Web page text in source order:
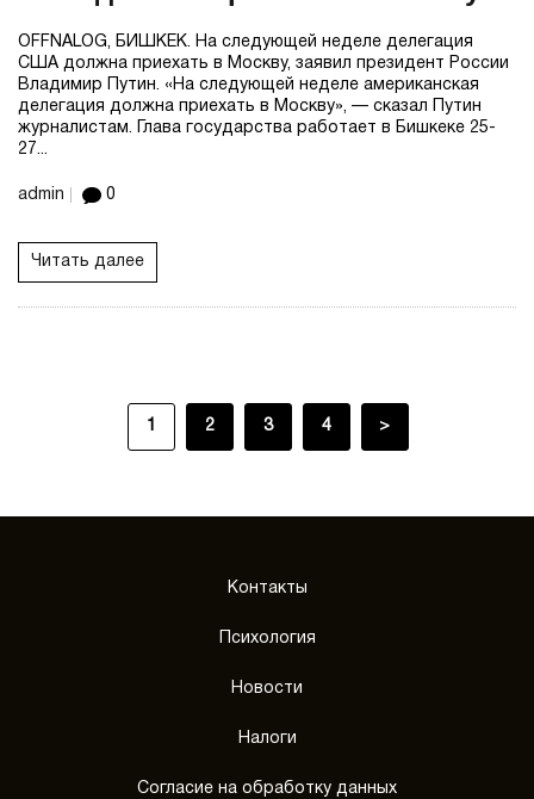
— Путин
OFFNALOG, БИШКЕК. На следующей неделе делегация
США должна приехать в Москву, заявил президент России
Владимир Путин. «На следующей неделе американская
делегация должна приехать в Москву», — сказал Путин
журналистам. Глава государства работает в Бишкеке 25-
27...
admin 0
Читать далее
1 2 3 4 >
Контакты
Психология
Новости
Налоги
Согласие на обработку данных